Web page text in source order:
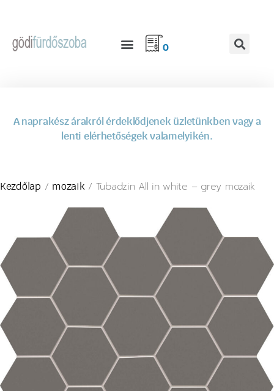
0
A naprakész árakról érdeklődjenek üzletünkben vagy a
lenti elérhetőségek valamelyikén.
Kezdőlap / mozaik/ Tubadzin All in white – grey mozaik